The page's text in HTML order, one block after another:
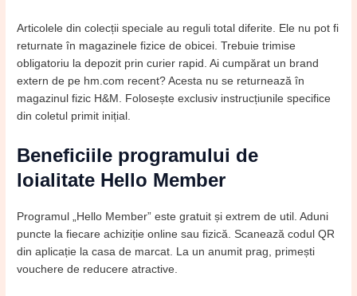
Articolele din colecții speciale au reguli total diferite. Ele nu pot fi
returnate în magazinele fizice de obicei. Trebuie trimise
obligatoriu la depozit prin curier rapid. Ai cumpărat un brand
extern de pe hm.com recent? Acesta nu se returnează în
magazinul fizic H&M. Folosește exclusiv instrucțiunile specifice
din coletul primit inițial.
Beneficiile programului de
loialitate Hello Member
Programul „Hello Member” este gratuit și extrem de util. Aduni
puncte la fiecare achiziție online sau fizică. Scanează codul QR
din aplicație la casa de marcat. La un anumit prag, primești
vouchere de reducere atractive.